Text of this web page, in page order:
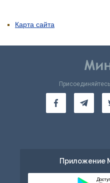
Карта сайта
Приложение